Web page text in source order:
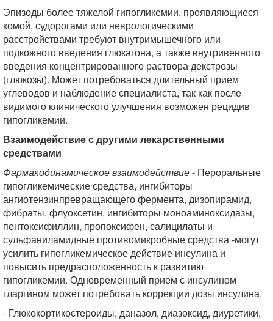
Эпизоды более тяжелой гипогликемии, проявляющиеся
комой, судорогами или неврологическими
расстройствами требуют внутримышечного или
подкожного введения глюкагона, а также внутривенного
введения концентрированного раствора декстрозы
(глюкозы). Может потребоваться длительный прием
углеводов и наблюдение специалиста, так как после
видимого клинического улучшения возможен рецидив
гипогликемии.
Взаимодействие с другими лекарственными
средствами
Фармакодинамическое взаимодействие- Пероральные
гипогликемические средства, ингибиторы
ангиотензинпревращающего фермента, дизопирамид,
фибраты, флуоксетин, ингибиторы моноаминоксидазы,
пентоксифиллин, пропоксифен, салицилаты и
сульфаниламидные противомикробные средства -могут
усилить гипогликемическое действие инсулина и
повысить предрасположенность к развитию
гипогликемии. Одновременный прием с инсулином
гларгином может потребовать коррекции дозы инсулина.
- Глюкокортикостероиды, даназол, диазоксид, диуретики,